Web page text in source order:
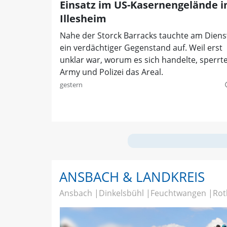
Einsatz im US-Kasernengelände
Illesheim
Nahe der Storck Barracks tauchte am
ein verdächtiger Gegenstand auf. Weil erst
unklar war, worum es sich handelte,
Army und Polizei das Areal.
gestern
ANSBACH & LANDKREIS
Ansbach Dinkelsbühl Feuchtwangen